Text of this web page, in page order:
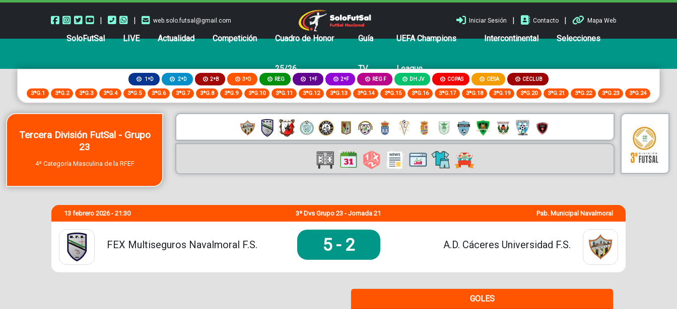
| | web.solo.futsal@gmail.com Iniciar Sesión | Contacto | Mapa Web
SoloFutSal LIVE Actualidad Competición Cuadro de Honor
25/26
Guía
TV
UEFA Champions
League
Intercontinental Selecciones
1ªD 2ªD 2ªB 3ªD REG 1ªF 2ªF REG F DH JV COPAS CESA CECLUB
3ªG.1 3ªG.2 3ªG.3 3ªG.4 3ªG.5 3ªG.6 3ªG.7 3ªG.8 3ªG.9 3ªG.10 3ªG.11 3ªG.12 3ªG.13 3ªG.14 3ªG.15 3ªG.16 3ªG.17 3ªG.18 3ªG.19 3ªG.20 3ªG.21 3ªG.22 3ªG.23 3ªG.24
Tercera División FutSal - Grupo
23
4ª Categoría Masculina de la RFEF
13 febrero 2026 - 21:30 3ª Dvs Grupo 23 - Jornada 21 Pab. Municipal Navalmoral
FEX Multiseguros Navalmoral F.S. 5- 2 A.D. Cáceres Universidad F.S.
GOLES